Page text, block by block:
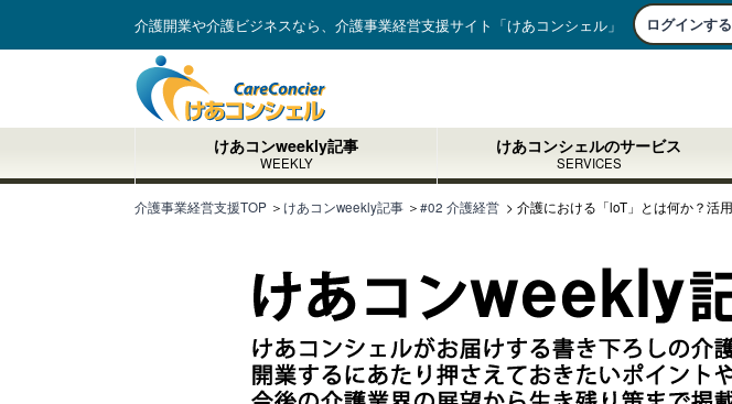
介護開業や介護ビジネスなら、介護事業経営支援サイト「けあコンシェル」 ログインする
けあコンweekly記事
WEEKLY
けあコンシェルのサービス
SERVICES
介護事業経営支援TOP ＞ けあコンweekly記事 ＞#02 介護経営 > 介護における「loT」とは何か？活